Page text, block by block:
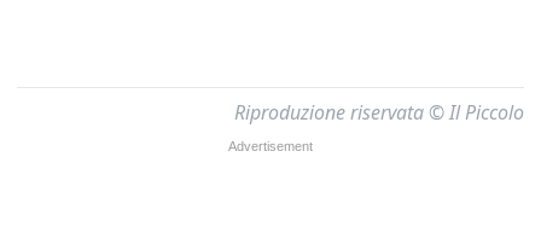
Riproduzione riservata © Il Piccolo